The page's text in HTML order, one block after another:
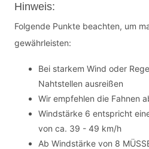
Hinweis:
Folgende Punkte beachten, um
gewährleisten:
Bei starkem Wind oder
Nahtstellen ausreißen
Wir empfehlen die Fahnen
Windstärke 6 entspricht
von ca. 39 - 49 km/h
Ab Windstärke von 8